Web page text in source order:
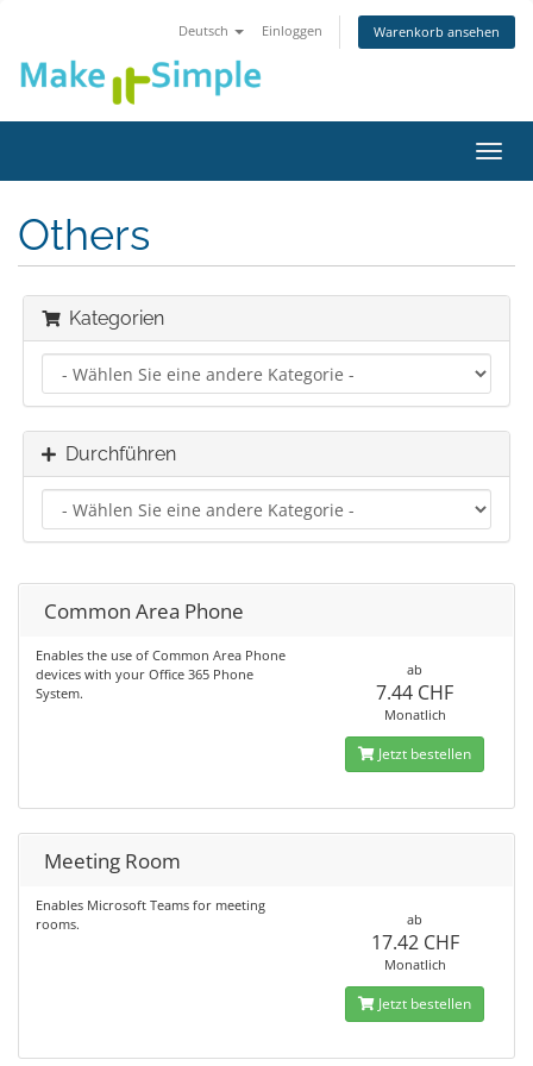
Deutsch Einloggen Warenkorb ansehen
ein-/
Others
Kategorien
Durchführen
Common Area Phone
Enables the use of Common Area Phone
devices with your Office 365 Phone
System.
ab
7.44 CHF
Monatlich
Jetzt bestellen
Meeting Room
Enables Microsoft Teams for meeting
rooms.
ab
17.42 CHF
Monatlich
Jetzt bestellen